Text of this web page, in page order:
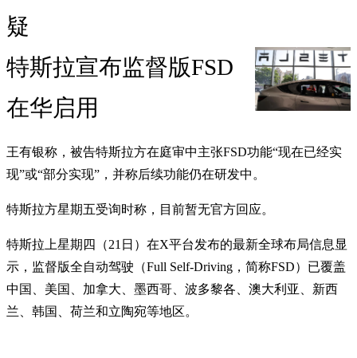
疑
特斯拉宣布监督版FSD
在华启用
王有银称，被告特斯拉方在庭审中主张FSD功能“现在已经实
现”或“部分实现”，并称后续功能仍在研发中。
特斯拉方星期五受询时称，目前暂无官方回应。
特斯拉上星期四（21日）在X平台发布的最新全球布局信息显
示，监督版全自动驾驶（Full Self-Driving，简称FSD）已覆盖
中国、美国、加拿大、墨西哥、波多黎各、澳大利亚、新西
兰、韩国、荷兰和立陶宛等地区。